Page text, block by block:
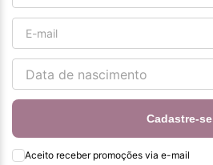
Cadastre-se
Aceito receber promoções via e-mail